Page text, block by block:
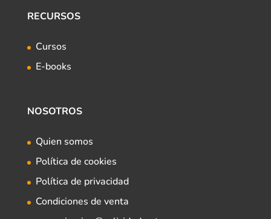
RECURSOS
Cursos
E-books
NOSOTROS
Quien somos
Política de cookies
Política de privacidad
Condiciones de venta